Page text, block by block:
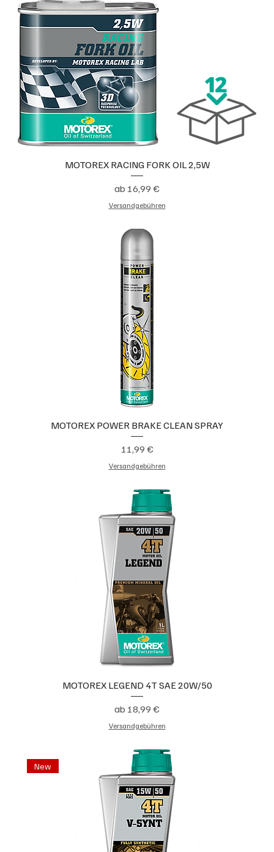
MOTOREX RACING FORK OIL 2,5W
ab 16,99 €
Sale-Preis
Versandgebühren
MOTOREX POWER BRAKE CLEAN SPRAY
Preis
11,99 €
Versandgebühren
MOTOREX LEGEND 4T SAE 20W/50
ab 18,99 €
Sale-Preis
Versandgebühren
New